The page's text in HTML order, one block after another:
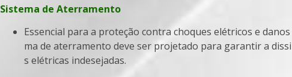
Sistema de Aterramento
Essencial para a proteção contra choques elétricos e danos aos equipamentos, o siste
ma de aterramento deve ser projetado para garantir a
s elétricas indesejadas.